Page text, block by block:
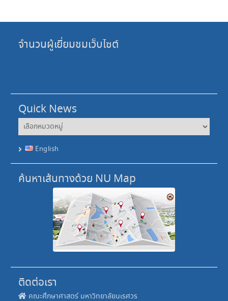
จำนวนผู้เยี่ยมชมเว็บไซต์
Quick News
Quick
News
English
ค้นหาเส้นทางด้วย NU Map
ติดต่อเรา
คณะศึกษาศาสตร์ มหาวิทยาลัยนเรศวร